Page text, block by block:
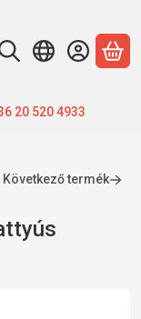
20 520 4933
A
Következő termék